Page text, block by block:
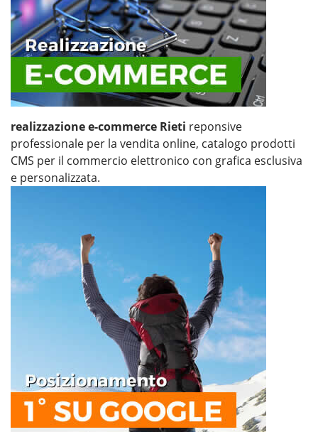
realizzazione e-commerce Rieti reponsive
professionale per la vendita online, catalogo prodotti
CMS per il commercio elettronico con grafica esclusiva
e personalizzata.